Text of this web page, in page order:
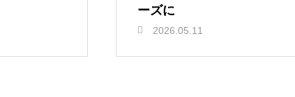
ーズに
2026.05.11